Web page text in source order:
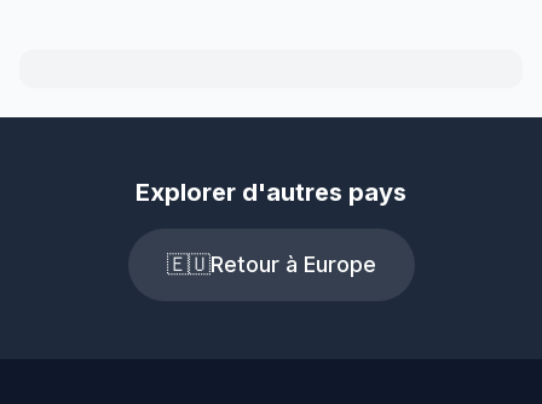
Explorer d'autres pays
🇪🇺Retour à Europe